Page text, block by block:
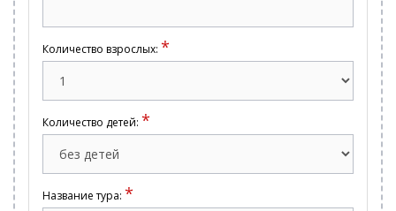
Количество взрослых: *
Количество детей: *
Название тура: *